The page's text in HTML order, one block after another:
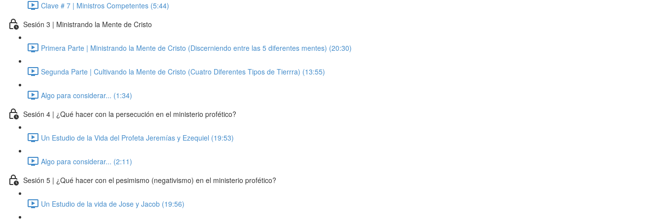
Clave # 7 | Ministros Competentes (5:44)
Sesión 3 | Ministrando la Mente de Cristo
Primera Parte | Ministrando la Mente de Cristo (Discerniendo entre las 5 diferentes mentes) (20:30)
Segunda Parte | Cultivando la Mente de Cristo (Cuatro Diferentes Tipos de Tierrra) (13:55)
Algo para considerar... (1:34)
Sesión 4 | ¿Qué hacer con la persecución en el ministerio profético?
Un Estudio de la Vida del Profeta Jeremías y Ezequiel (19:53)
Algo para considerar... (2:11)
Sesión 5 | ¿Qué hacer con el pesimismo (negativismo) en el ministerio profético?
Un Estudio de la vida de Jose y Jacob (19:56)